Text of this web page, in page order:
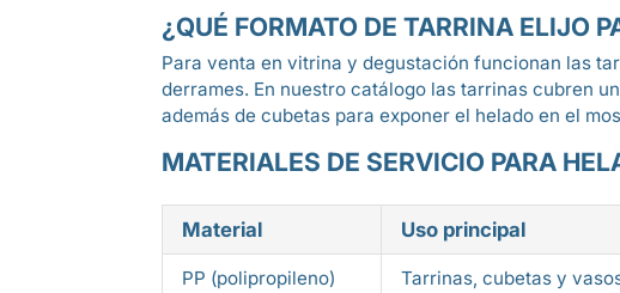
¿QUÉ FORMATO DE TARRINA ELIJO
Para venta en vitrina y degustación funcionan las
derrames. En nuestro catálogo las tarrinas cubren
además de cubetas para exponer el helado en el
MATERIALES DE SERVICIO PARA
Material Uso principal
PP (polipropileno) Tarrinas, cubetas y